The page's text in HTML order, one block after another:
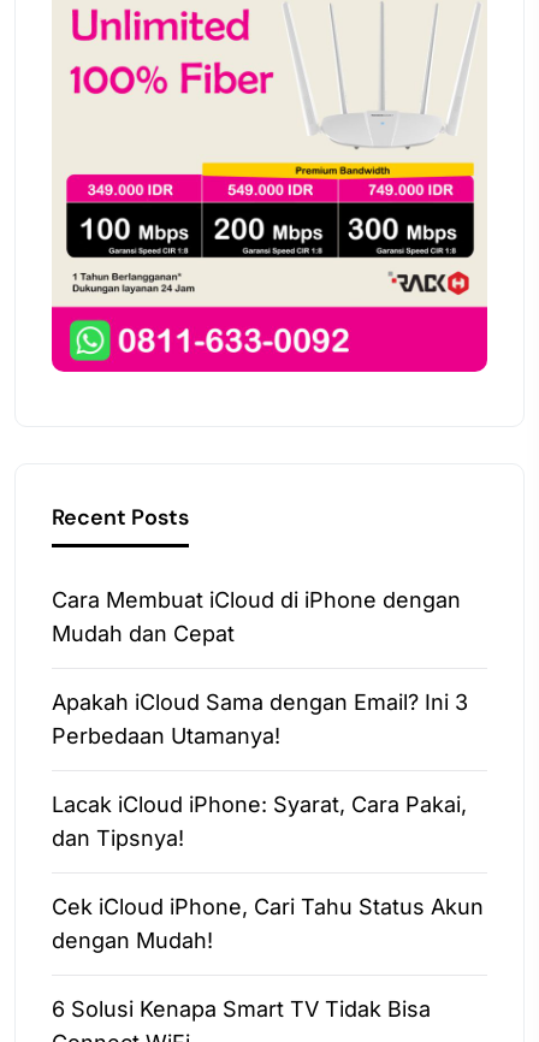
Recent Posts
Cara Membuat iCloud di iPhone dengan
Mudah dan Cepat
Apakah iCloud Sama dengan Email? Ini 3
Perbedaan Utamanya!
Lacak iCloud iPhone: Syarat, Cara Pakai,
dan Tipsnya!
Cek iCloud iPhone, Cari Tahu Status Akun
dengan Mudah!
6 Solusi Kenapa Smart TV Tidak Bisa